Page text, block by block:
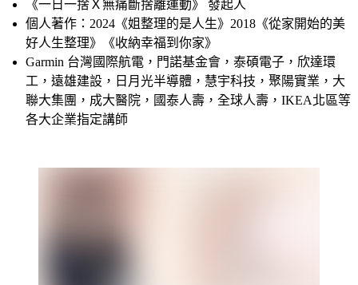
《一日一捨Ｘ無痛斷捨離運動》 發起人
個人著作：2024《姐整理的是人生》2018《從家開始的美
好人生整理》《收納幸福到你家》
Garmin 台灣國際航電，門諾基金會，泰碩電子，欣達環
工，遠雄建設，日月光半導體，慧宇科技，聚陽實業，大
聯大集團，成大醫院，國泰人壽，全球人壽，IKEA北區等
各大企業指定講師